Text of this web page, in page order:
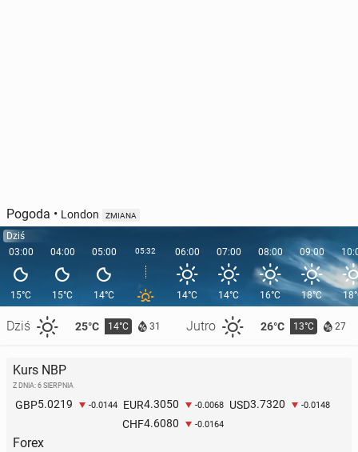
Pogoda • London ZMIANA
Dziś
03:00
15°C
Dziś 25°C 14°C 31 Jutro 26°C 13°C 27
04:00
15°C
05:00
14°C
05:32 06:00
14°C
07:00
14°C
08:00
16°C
09:00
18°C
Kurs NBP
Z DNIA: 6 SIERPNIA
GBP5.0219 -0.0144 EUR4.3050 -0.0068 USD3.7320 -0.0148
CHF4.6080 -0.0164
Forex